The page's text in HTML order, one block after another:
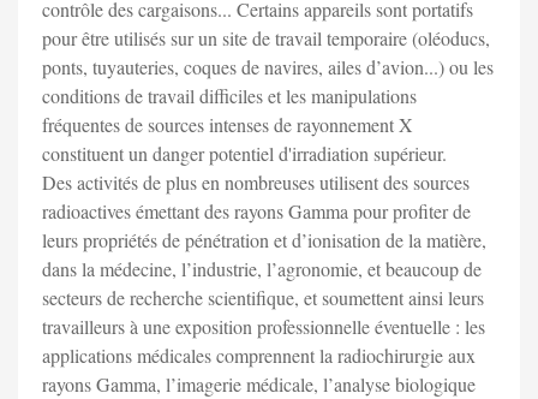
contrôle des cargaisons... Certains appareils sont portatifs
pour être utilisés sur un site de travail temporaire (oléoducs,
ponts, tuyauteries, coques de navires, ailes d’avion...) ou les
conditions de travail difficiles et les manipulations
fréquentes de sources intenses de rayonnement X
constituent un danger potentiel d'irradiation supérieur.
Des activités de plus en nombreuses utilisent des sources
radioactives émettant des rayons Gamma pour profiter de
leurs propriétés de pénétration et d’ionisation de la matière,
dans la médecine, l’industrie, l’agronomie, et beaucoup de
secteurs de recherche scientifique, et soumettent ainsi leurs
travailleurs à une exposition professionnelle éventuelle : les
applications médicales comprennent la radiochirurgie aux
rayons Gamma, l’imagerie médicale, l’analyse biologique